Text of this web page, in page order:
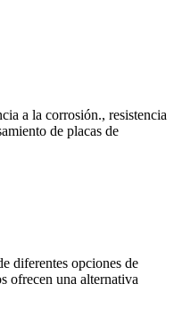
a la corrosión., resistencia
de placas de
diferentes opciones de
ofrecen una alternativa